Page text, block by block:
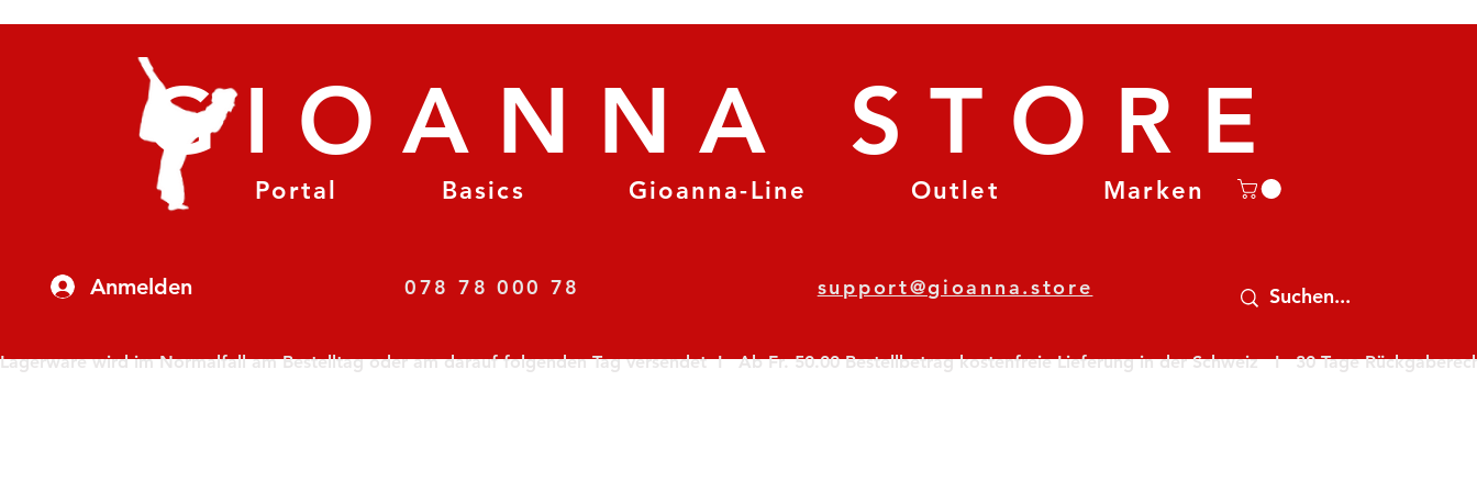
Anmelden
Portal Basics Gioanna-Line Outlet Marken
GIOANNA STORE
078 78 000 78 support@gioanna.store
Lagerware wird im Normalfall am Bestelltag oder am darauf folgenden Tag versendet  I   Ab Fr. 50.00 Bestellbetrag kostenfreie Lieferung in der Schweiz   I   30 Tage